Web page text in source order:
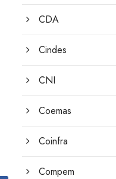
CDA
Cindes
CNI
Coemas
Coinfra
Compem